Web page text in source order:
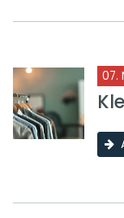
07.